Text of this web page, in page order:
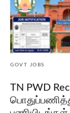
GOVT JOBS
TN PWD